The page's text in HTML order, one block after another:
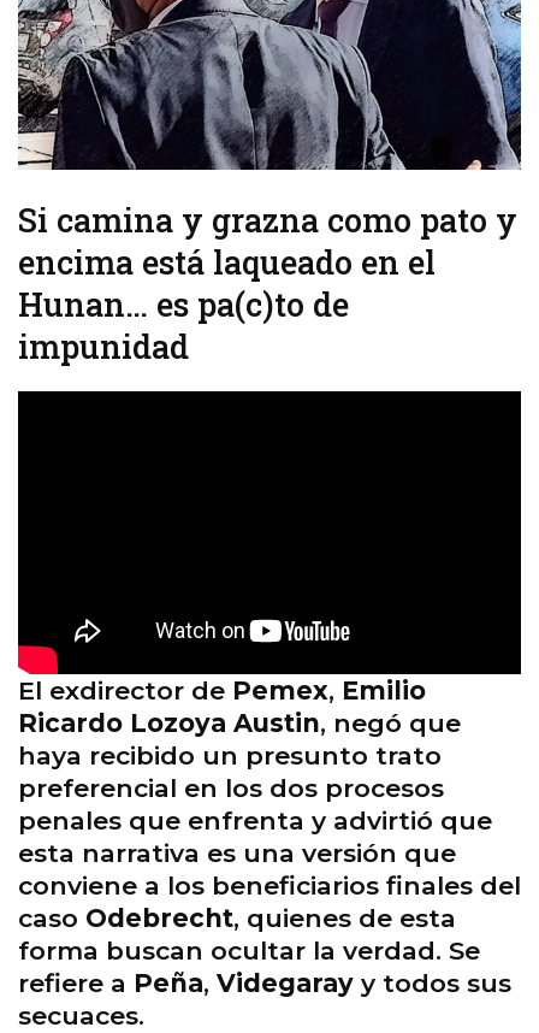
Si camina y grazna como pato y
encima está laqueado en el
Hunan… es pa(c)to de
impunidad
El exdirector de Pemex, Emilio
Ricardo Lozoya Austin, negó que
haya recibido un presunto trato
preferencial en los dos procesos
penales que enfrenta y advirtió que
esta narrativa es una versión que
conviene a los beneficiarios finales del
caso Odebrecht, quienes de esta
forma buscan ocultar la verdad. Se
refiere a Peña, Videgaray y todos sus
secuaces.